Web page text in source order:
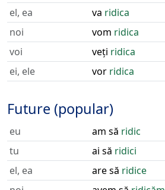
el, ea
va ridica
noi
vom ridica
voi
veți ridica
ei, ele
vor ridica
Future (popular)
eu am să ridic
tu
ai să ridici
el, ea
are să ridice